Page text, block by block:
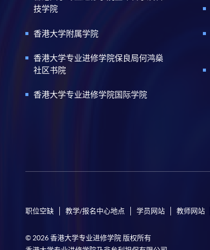
技学院
香港大学附属学院
香港大学专业进修学院保良局何鸿燊
社区书院
香港大学专业进修学院国际学院
职位空缺 教学/报名中心地点 学员网站 教师网站
© 2026 香港大学专业进修学院 版权所有